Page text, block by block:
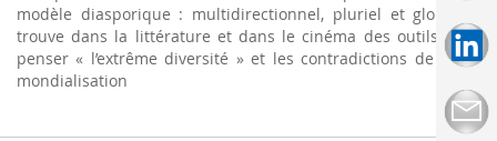
modèle diasporique : multidirectionnel, pluriel et global. Il
trouve dans la littérature et dans le cinéma des outils pour
penser « l’extrême diversité » et les contradictions de notre
mondialisation